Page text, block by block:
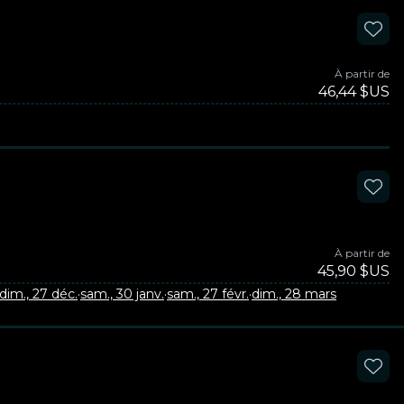
À partir de
46,44 $US
À partir de
45,90 $US
dim., 27 déc.·sam., 30 janv.·sam., 27 févr.·dim., 28 mars